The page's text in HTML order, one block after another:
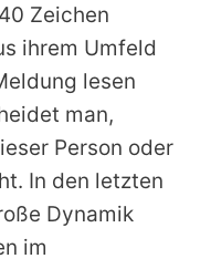
Zeichen
ihrem Umfeld
lesen
man,
Person oder
In den letzten
Dynamik
im